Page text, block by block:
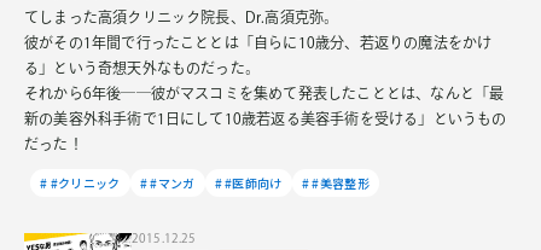
てしまった高須クリニック院長、Dr.高須克弥。
彼がその1年間で行ったこととは「自らに10歳分、若返りの魔法をかけ
る」という奇想天外なものだった。
それから6年後――彼がマスコミを集めて発表したこととは、なんと「最
新の美容外科手術で1日にして10歳若返る美容手術を受ける」というもの
だった！
#クリニック #マンガ #医師向け #美容整形
2015.12.25